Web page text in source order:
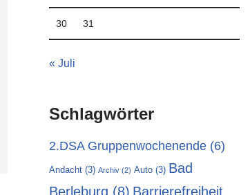
30 31
« Juli
Schlagwörter
2.DSA Gruppenwochenende (6)
Andacht (3) Archiv (2) Auto (3) Bad
Berleburg (8) Barrierefreiheit